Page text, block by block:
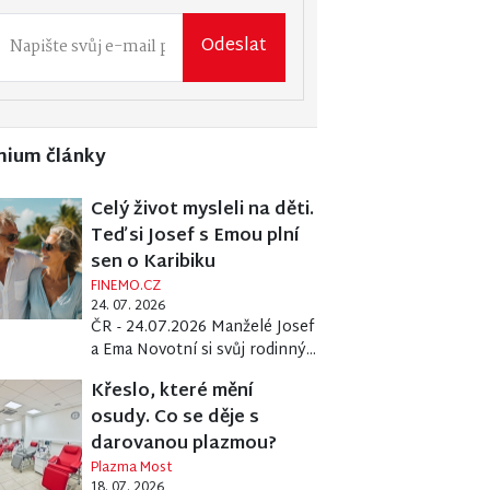
Odeslat
články
Celý život mysleli na děti.
Teď si Josef s Emou plní
sen o Karibiku
FINEMO.CZ
24. 07. 2026
ČR - 24.07.2026 Manželé Josef
a Ema Novotní si svůj rodinný...
Křeslo, které mění
osudy. Co se děje s
darovanou plazmou?
Plazma Most